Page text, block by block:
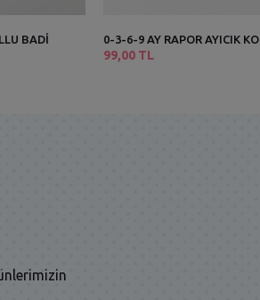
BADİ 0-3-6-9 AY RAPOR AYICIK
99,00 TL